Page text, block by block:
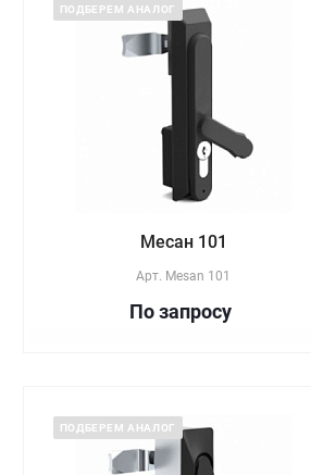
ПОДБЕРЕМ АНАЛОГ
Месан 101
Арт. Mesan 101
По запросу
ПОДБЕРЕМ АНАЛОГ